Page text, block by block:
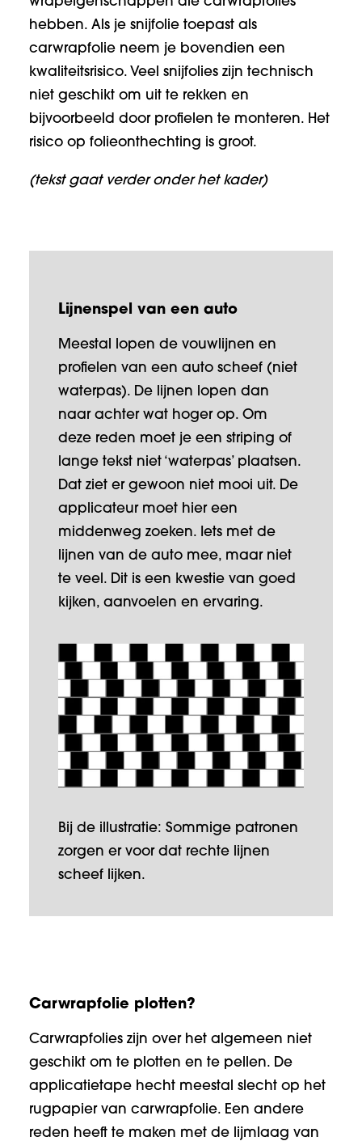
hebben. Als je snijfolie toepast als
carwrapfolie neem je bovendien een
kwaliteitsrisico. Veel snijfolies zijn technisch
niet geschikt om uit te rekken en
bijvoorbeeld door profielen te monteren. Het
risico op folieonthechting is groot.
(tekst gaat verder onder het kader)
Lijnenspel van een auto
Meestal lopen de vouwlijnen en
profielen van een auto scheef (niet
waterpas). De lijnen lopen dan
naar achter wat hoger op. Om
deze reden moet je een striping of
lange tekst niet ‘waterpas’ plaatsen.
Dat ziet er gewoon niet mooi uit. De
applicateur moet hier een
middenweg zoeken. Iets met de
lijnen van de auto mee, maar niet
te veel. Dit is een kwestie van goed
kijken, aanvoelen en ervaring.
Bij de illustratie: Sommige patronen
zorgen er voor dat rechte lijnen
scheef lijken.
Carwrapfolie plotten?
Carwrapfolies zijn over het algemeen niet
geschikt om te plotten en te pellen. De
applicatietape hecht meestal slecht op het
rugpapier van carwrapfolie. Een andere
reden heeft te maken met de lijmlaag van